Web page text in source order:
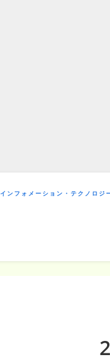
インフォメーション・テクノロジ